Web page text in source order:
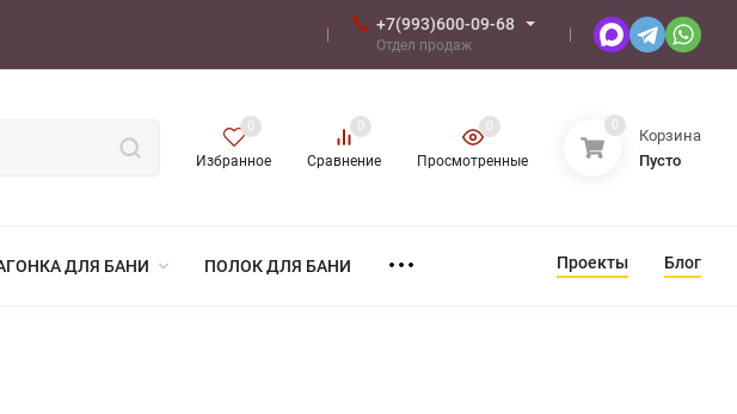
+7(993)600-09-68
Отдел продаж
Избранное
0
Сравнение
0
Просмотренные
0 0
Корзина
Пусто
ДЛЯ БАНИ ПОЛОК ДЛЯ БАНИ Проекты Блог